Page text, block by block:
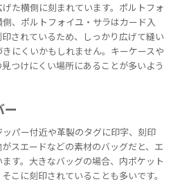
た横側に刻まれています。ポルトフォ
、ポルトフォイユ・サラはカード入
されているため、しっかり広げて縫い
にくいかもしれません。キーケースや
つけにくい場所にあることが多いよう
ー
パー付近や革製のタグに印字、刻印
スエードなどの素材のバッグだと、エ
す。大きなバッグの場合、内ポケット
こに刻印されていることも多いです。